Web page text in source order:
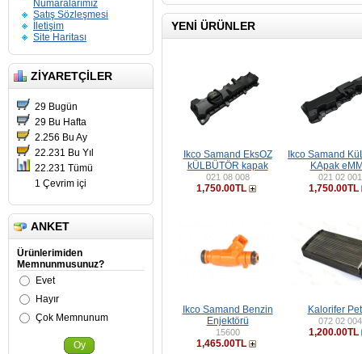
Numaralarımız
Satış Sözleşmesi
İletişim
Site Haritası
ZIYARETÇILER
29 Bugün
29 Bu Hafta
2.256 Bu Ay
22.231 Bu Yıl
22.231 Tümü
1 Çevrim içi
ANKET
Ürünlerimiden
Memnunmusunuz?
Evet
Hayır
Çok Memnunum
Oy
YENI ÜRÜNLER
Ikco Samand EksOZ
kÜLBÜTÖR kapak
021 08 008
1,750.00TL
Ikco Samand
KApak
021 02 001
1,750.00TL
Ikco Samand Benzin
Enjektörü
15600
1,465.00TL
Kalorifer
072 02 004
1,200.00TL